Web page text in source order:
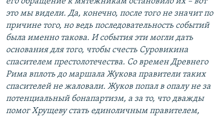
это мы видели. Да, конечно, после того не значит по
причине того, но ведь последовательность событий
была именно такова. И события эти могли дать
основания для того, чтобы счесть Суровикина
спасителем престолотечества. Со времен Древнего
Рима вплоть до маршала Жукова правители таких
спасителей не жаловали. Жуков попал в опалу не за
потенциальный бонапартизм, а за то, что дважды
помог Хрущеву стать единоличным правителем,